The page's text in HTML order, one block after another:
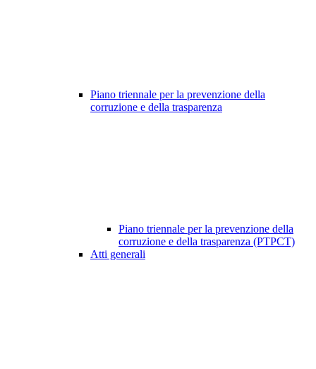
Piano triennale per la prevenzione della
corruzione e della trasparenza
Piano triennale per la prevenzione della
corruzione e della trasparenza (PTPCT)
Atti generali